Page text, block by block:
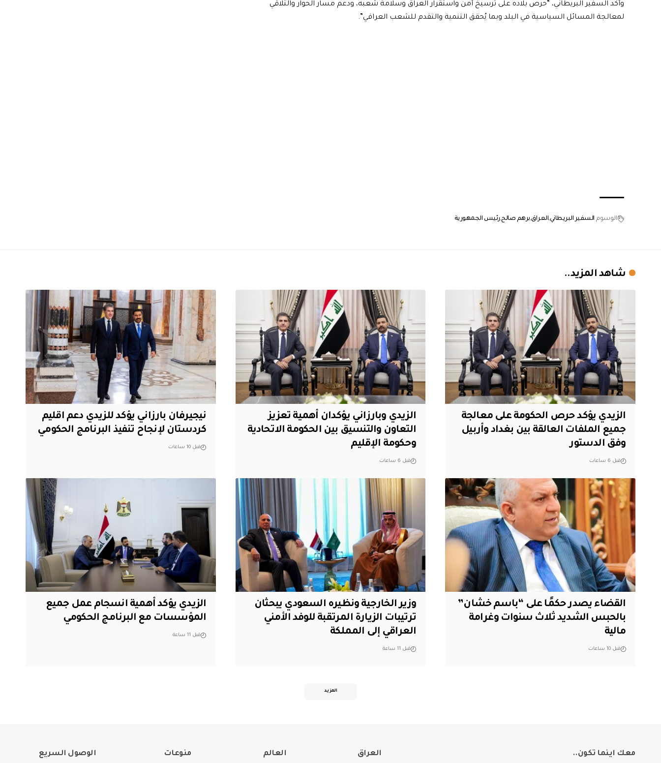
وأكّد السفير البريطاني، “حرص بلاده على ترسيخ أمن واستقرار العراق وسلامة شعبه، ودعم مسار الحوار والتلاقي
لمعالجة المسائل السياسية في البلد وبما يُحقق التنمية والتقدم للشعب العراقي”.
الوسوم السفير البريطاني العراق برهم صالح رئيس الجمهورية
شاهد المزيد..
الزيدي يؤكد حرص الحكومة على معالجة
جميع الملفات العالقة بين بغداد وأربيل
وفق الدستور
قبل 6 ساعات
الزيدي وبارزاني يؤكدان أهمية تعزيز
التعاون والتنسيق بين الحكومة الاتحادية
وحكومة الإقليم
قبل 6 ساعات
نيجيرفان بارزاني يؤكد للزيدي دعم اقليم
‏كردستان لإنجاح تنفيذ البرنامج الحكومي
قبل 10 ساعات
القضاء يصدر حكمًا على “باسم خشان”
بالحبس الشديد ثلاث سنوات وغرامة
مالية
قبل 10 ساعات
وزير الخارجية ونظيره السعودي يبحثان
ترتيبات الزيارة المرتقبة للوفد الأمني
العراقي إلى المملكة
قبل 11 ساعة
الزيدي يؤكد أهمية انسجام عمل جميع
المؤسسات مع البرنامج الحكومي
قبل 11 ساعة
المزيد
معك اينما تكون.. العراق العالم منوعات الوصول السريع